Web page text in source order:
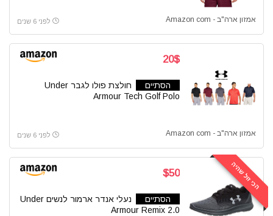
אמזון ארה"ב - Amazon com לפני 6 שנים
20$
הסתיים
חולצת פולו לגבר Under
Armour Tech Golf Polo
אמזון ארה"ב - Amazon com לפני 6 שנים
הכי זול שהיה $50
הסתיים
נעלי אנדר ארמור לנשים Under
Armour Remix 2.0